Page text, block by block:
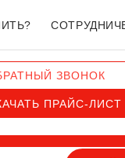
ЗВОНОК
ПРАЙС-ЛИСТ